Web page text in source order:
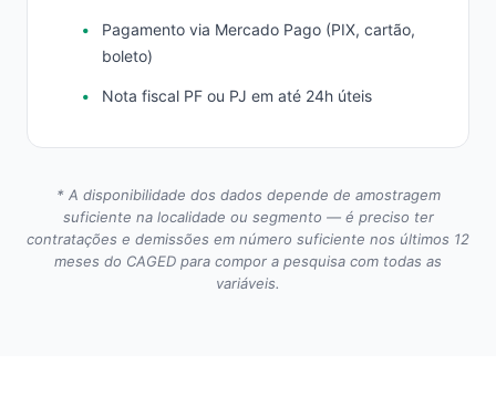
Pagamento via Mercado Pago (PIX, cartão,
boleto)
Nota fiscal PF ou PJ em até 24h úteis
* A disponibilidade dos dados depende de amostragem
suficiente na localidade ou segmento — é preciso ter
contratações e demissões em número suficiente nos últimos 12
meses do CAGED para compor a pesquisa com todas as
variáveis.